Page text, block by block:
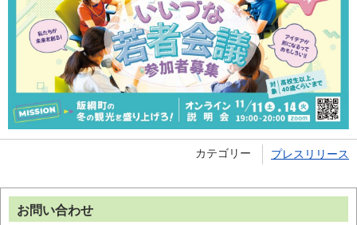
カテゴリー プレスリリース
お問い合わせ